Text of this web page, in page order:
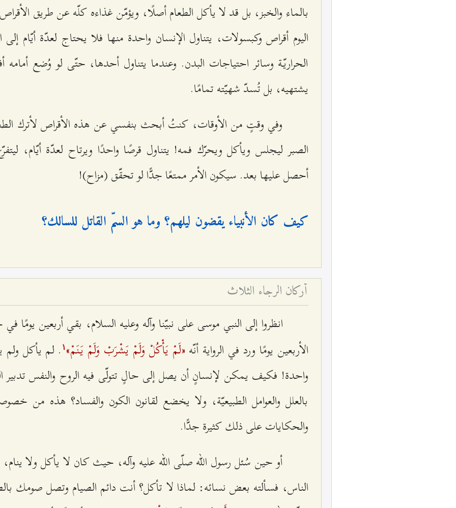
بالماء والخبز، بل قد لا يأكل الطعام أصلًا، ويؤمّن غذاءه كلّه عن طريق
اليوم أقراص وكبسولات، يتناول الإنسان واحدة منها فلا يحتاج لعدّة أيّام إلى
الحراريّة وسائر احتياجات البدن. وعندما يتناول أحدها، حتّى لو وُضع أمامه
يشتهيه، بل تُسدّ شهيّته تمامًا.
وفي وقتٍ من الأوقات، كنتُ أبحث بنفسي عن هذه الأقراص لأترك
الصبر ليجلس ويأكل ويحرّك فمه! يتناول قرصًا واحدًا ويرتاح لعدّة أيّام،
أحصل عليها بعد. سيكون الأمر ممتعًا جدًّا لو تحقّق (مزاح)!
كيف كان الأنبياء يقضون ليلهم؟ وما هو السمّ القاتل للسالك؟
أركان الرجاء الثلاث
انظروا إلى النبي موسى على نبيّنا وآله وعليه السلام، بقي أربعين يومًا
الأربعين يومًا ورد في الرواية أنّه «لَمْ يَأْكُلْ وَلَمْ يَشْرَبْ وَلَمْ يَنَمْ» ۱ . لم يأكل
واحدة! فكيف يمكن لإنسانٍ أن يصل إلى حالٍ تتولّى فيه الروح والنفس تدبير
بالعلل والعوامل الطبيعيّة، ولا يخضع لقانون الكون والفساد؟ هذه من
والحكايات على ذلك كثيرة جدًّا.
أو حين سُئل رسول الله صلّى الله عليه وآله، حيث كان لا يأكل ولا
الناس، فسألته بعض نسائه: لماذا لا تأكل؟ أنت دائم الصيام وتصل صومك